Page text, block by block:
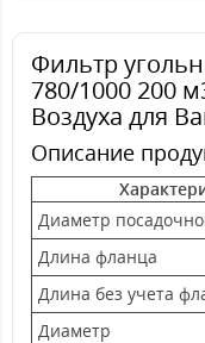
Фильтр
780/1000 200
Воздуха для
Описание
Диаметр
Длина фланца
Длина без учета
Диаметр